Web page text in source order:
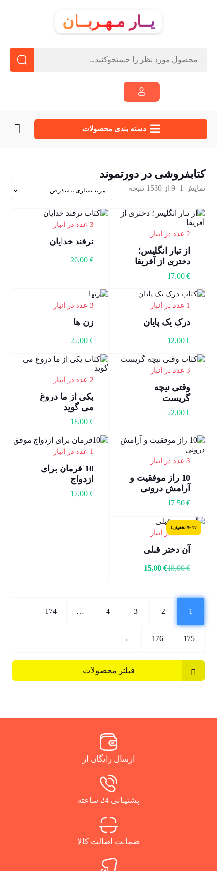
یــار مـهـربــان
دسته‌ بندی محصولات
کتابفروشی در دورتموند
نمایش 1–9 از 1580 نتیجه
2 عدد در انبار
از تبار انگلیس؛
دختری از آفریقا
17,00 €
3 عدد در انبار
ترفند خدایان
20,00€
1 عدد در انبار
درک یک پایان
12,00 €
3 عدد در انبار
زن ها
22,00€
3 عدد در انبار
وقتی نیچه
گریست
22,00 €
2 عدد در انبار
یکی از ما دروغ
می گوید
18,00€
3 عدد در انبار
10 راز موفقیت و
آرامش درونی
17,50 €
1 عدد در انبار
10 فرمان برای
ازدواج
17,00€
%17 تخفیف!
آن دختر قبلی
18,00€
15,00 €
1
2
3
4
…
174
175
176
←
فیلتر محصولات
ارسال رایگان از
پشتیبانی 24 ساعته
ضمانت اصالت کالا